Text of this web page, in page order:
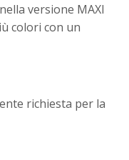
versione MAXI
colori con un
richiesta per la